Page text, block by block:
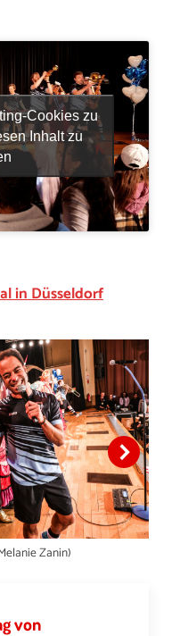
Cookies zu
Inhalt zu
in Düsseldorf
Zanin)
von